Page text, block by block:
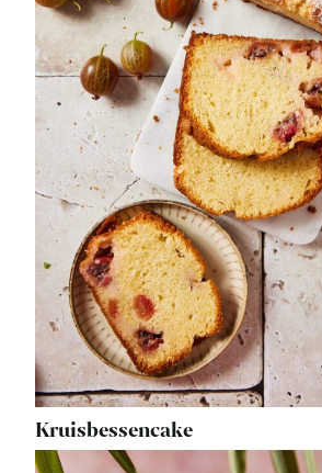
Kruisbessencake